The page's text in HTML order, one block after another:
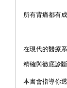
所有背痛都有
在現代的醫療
精確與徹底診
本書會指導你